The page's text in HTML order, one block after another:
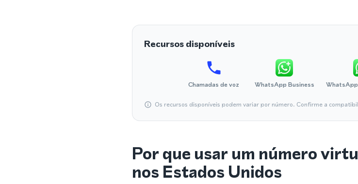
Recursos disponíveis
Chamadas de voz WhatsApp Business
Os recursos disponíveis podem variar por número. Confirme a
Por que usar um número
nos Estados Unidos